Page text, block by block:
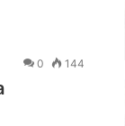
0 144